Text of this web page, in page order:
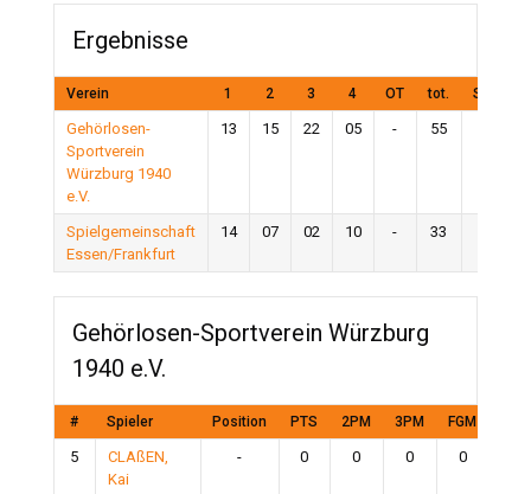
Ergebnisse
Verein 1 2 3 4 OT tot.
Gehörlosen-
Sportverein
Würzburg 1940
e.V.
13 15 22 05 - 55
Spielgemeinschaft
Essen/Frankfurt
14 07 02 10 - 33
Gehörlosen-Sportverein Würzburg
1940 e.V.
# Spieler Position PTS 2PM 3PM FGM
5
CLAßEN,
Kai
- 0 0 0 0